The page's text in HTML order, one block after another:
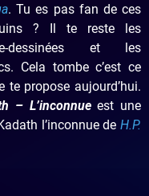
. Tu es pas fan de ces
? Il te reste les
dessinées et les
Cela tombe c’est ce
te propose aujourd’hui.
– L’inconnueest une
l’inconnue de H.P.